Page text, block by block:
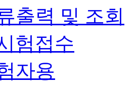
출력 및 조회
험접수
자용